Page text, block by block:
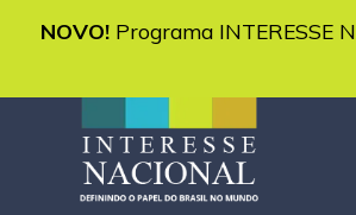
NOVO! Programa INTERESSE